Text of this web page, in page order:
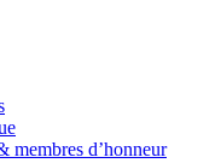
membres d’honneur